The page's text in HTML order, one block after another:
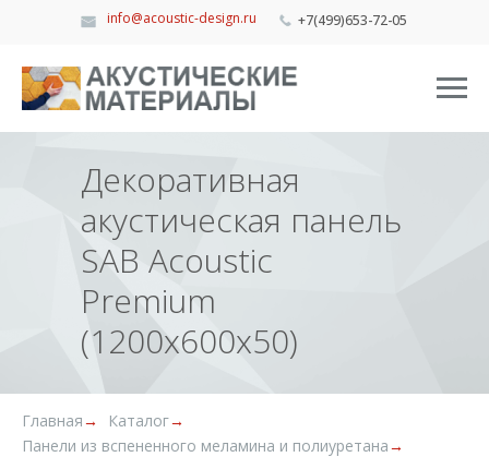
+7(499)653-72-05
info@acoustic-design.ru
Декоративная
акустическая панель
SAB Acoustic
Premium
(1200x600x50)
Главная→ Каталог→
Панели из вспененного меламина и полиуретана→